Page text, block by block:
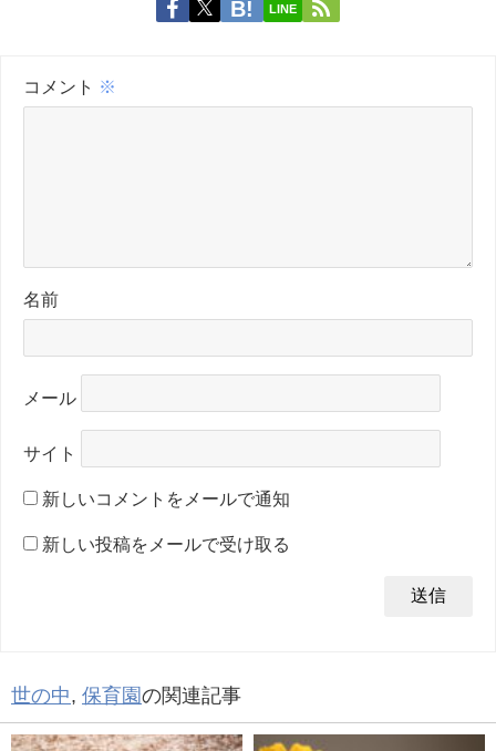
LINE
コメント ※
名前
メール
サイト
新しいコメントをメールで通知
新しい投稿をメールで受け取る
世の中, 保育園の関連記事